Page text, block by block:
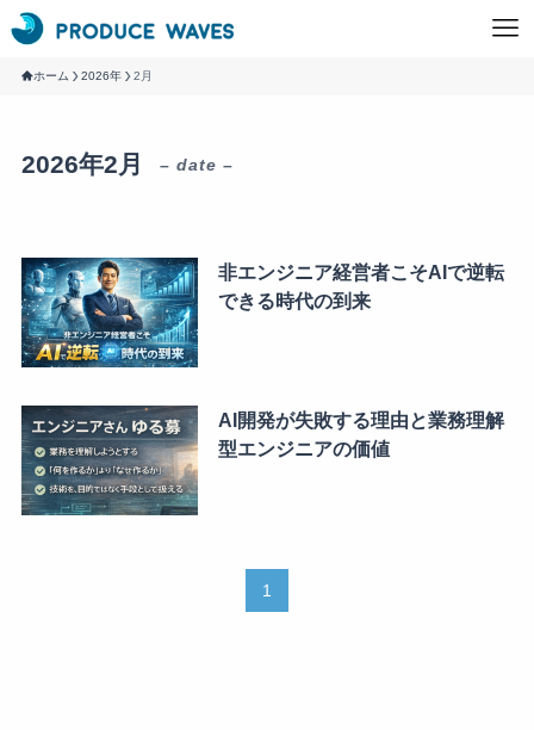
ホーム 2026年 2月
2026年2月 – date –
非エンジニア経営者こそAIで逆転
できる時代の到来
AI開発が失敗する理由と業務理解
型エンジニアの価値
1